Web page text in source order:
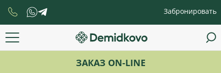
Забронировать
ЗАКАЗ ON-LINE